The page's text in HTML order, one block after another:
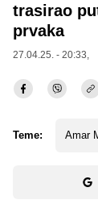
trasirao
prvaka
27.04.25. - 20:33,
Teme: Amar